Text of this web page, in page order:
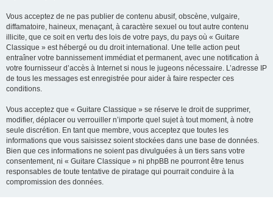
Vous acceptez de ne pas publier de contenu abusif, obscène, vulgaire,
diffamatoire, haineux, menaçant, à caractère sexuel ou tout autre contenu
illicite, que ce soit en vertu des lois de votre pays, du pays où « Guitare
Classique » est hébergé ou du droit international. Une telle action peut
entraîner votre bannissement immédiat et permanent, avec une notification à
votre fournisseur d’accès à Internet si nous le jugeons nécessaire. L’adresse IP
de tous les messages est enregistrée pour aider à faire respecter ces
conditions.
Vous acceptez que « Guitare Classique » se réserve le droit de supprimer,
modifier, déplacer ou verrouiller n’importe quel sujet à tout moment, à notre
seule discrétion. En tant que membre, vous acceptez que toutes les
informations que vous saisissez soient stockées dans une base de données.
Bien que ces informations ne soient pas divulguées à un tiers sans votre
consentement, ni « Guitare Classique » ni phpBB ne pourront être tenus
responsables de toute tentative de piratage qui pourrait conduire à la
compromission des données.